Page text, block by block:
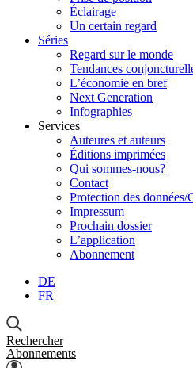
Éclairage
Un certain regard
Séries
Regard sur le monde
Tendances
L’économie en bref
Next Generation
Infographies
Services
Auteures et auteurs
Éditions imprimées
Qui sommes-nous?
Contact
Protection des
Impressum
Prochain dossier
L’application
Abonnement
DE
FR
Rechercher
Abonnements